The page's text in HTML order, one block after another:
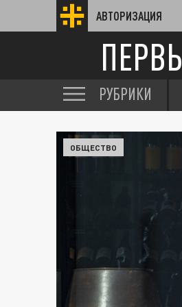
АВТОРИЗАЦИЯ
РУБРИКИ
ОБЩЕСТВО